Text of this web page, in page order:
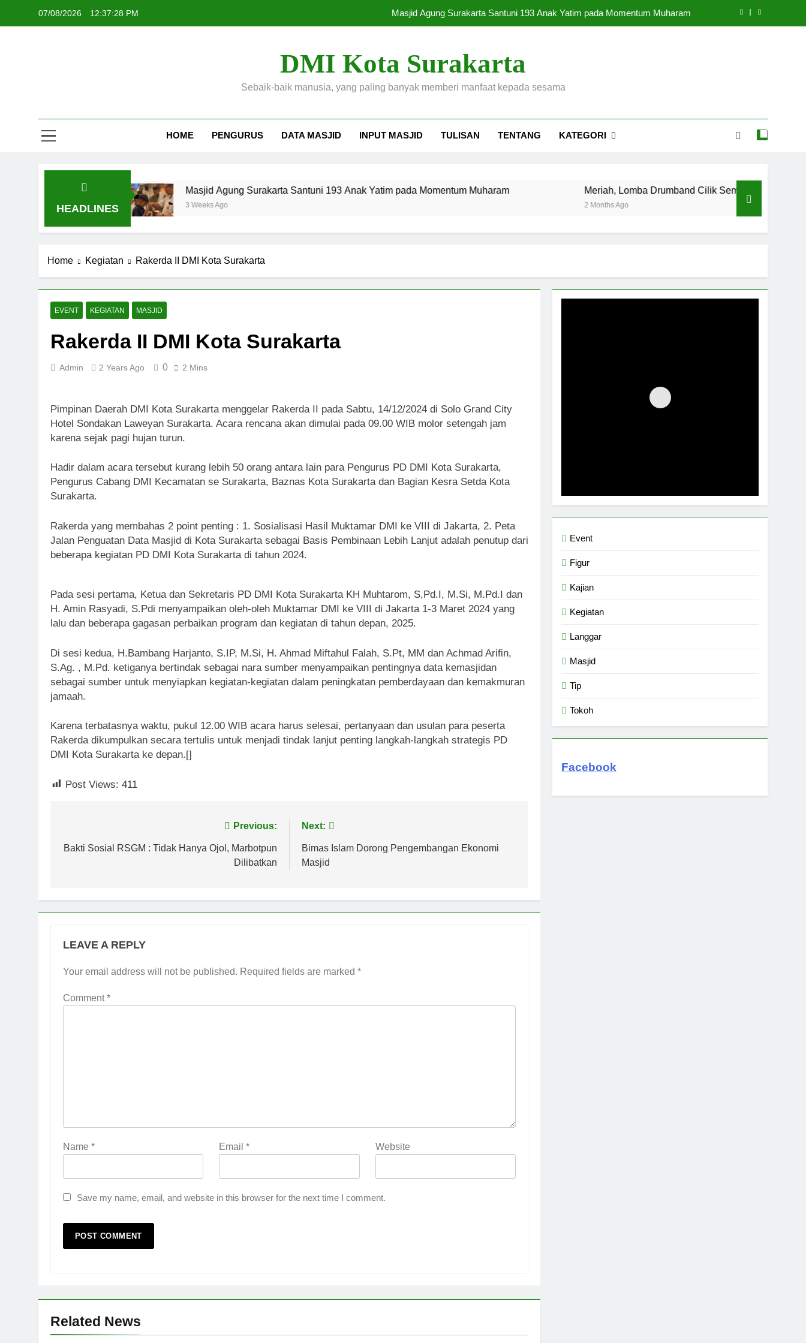
07/08/2026 12:37:28 PM Masjid Agung Surakarta Santuni 193 Anak Yatim pada Momentum Muharam
Ketua DMI Surakarta Hadiri Sangu Jagal 2 di Masjid Agung Surakarta
DMI Surakarta Tetapkan Musda 5 September 2026
Masjid Agung Surakarta Santuni 193 Anak Yatim pada Momentum Muharam
DMI Kota Surakarta
Sebaik-baik manusia, yang paling banyak memberi manfaat kepada sesama
HOME PENGURUS DATA MASJID INPUT MASJID TULISAN TENTANG KATEGORI
HEADLINES
Masjid Agung Surakarta Santuni 193 Anak Yatim pada Momentum Muharam
3 Weeks Ago
Meriah, Lomba Drumband Cilik Semarakkan Festival
2 Months Ago
Home Kegiatan Rakerda II DMI Kota Surakarta
EVENT KEGIATAN MASJID
Rakerda II DMI Kota Surakarta
Admin 2 Years Ago 0 2 Mins
Pimpinan Daerah DMI Kota Surakarta menggelar Rakerda II pada Sabtu, 14/12/2024 di Solo Grand City
Hotel Sondakan Laweyan Surakarta. Acara rencana akan dimulai pada 09.00 WIB molor setengah jam
karena sejak pagi hujan turun.
Hadir dalam acara tersebut kurang lebih 50 orang antara lain para Pengurus PD DMI Kota Surakarta,
Pengurus Cabang DMI Kecamatan se Surakarta, Baznas Kota Surakarta dan Bagian Kesra Setda Kota
Surakarta.
Rakerda yang membahas 2 point penting : 1. Sosialisasi Hasil Muktamar DMI ke VIII di Jakarta, 2. Peta
Jalan Penguatan Data Masjid di Kota Surakarta sebagai Basis Pembinaan Lebih Lanjut adalah penutup dari
beberapa kegiatan PD DMI Kota Surakarta di tahun 2024.
Pada sesi pertama, Ketua dan Sekretaris PD DMI Kota Surakarta KH Muhtarom, S,Pd.I, M.Si, M.Pd.I dan
H. Amin Rasyadi, S.Pdi menyampaikan oleh-oleh Muktamar DMI ke VIII di Jakarta 1-3 Maret 2024 yang
lalu dan beberapa gagasan perbaikan program dan kegiatan di tahun depan, 2025.
Di sesi kedua, H.Bambang Harjanto, S.IP, M.Si, H. Ahmad Miftahul Falah, S.Pt, MM dan Achmad Arifin,
S.Ag. , M.Pd. ketiganya bertindak sebagai nara sumber menyampaikan pentingnya data kemasjidan
sebagai sumber untuk menyiapkan kegiatan-kegiatan dalam peningkatan pemberdayaan dan kemakmuran
jamaah.
Karena terbatasnya waktu, pukul 12.00 WIB acara harus selesai, pertanyaan dan usulan para peserta
Rakerda dikumpulkan secara tertulis untuk menjadi tindak lanjut penting langkah-langkah strategis PD
DMI Kota Surakarta ke depan.[]
Post Views: 411
navigation
Previous:
Bakti Sosial RSGM : Tidak Hanya Ojol, Marbotpun
Dilibatkan
Next:
Bimas Islam Dorong Pengembangan Ekonomi
Masjid
LEAVE A REPLY
Your email address will not be published. Required fields are marked *
Comment*
Name * Email* Website
Save my name, email, and website in this browser for the next time I comment.
Related News
Event
Figur
Kajian
Kegiatan
Langgar
Masjid
Tip
Tokoh
Facebook